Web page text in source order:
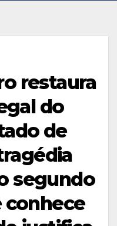
restaura
do
de
segundo
conhece